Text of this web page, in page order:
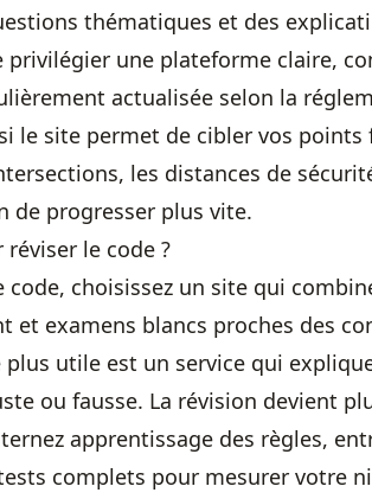
thématiques et des
privilégier une plateforme claire,
actualisée selon la
le site permet de cibler vos points
les distances de
de progresser plus vite.
le code ?
code, choisissez un site qui
et examens blancs proches des
plus utile est un service qui
ou fausse. La révision devient
apprentissage des règles,
complets pour mesurer votre